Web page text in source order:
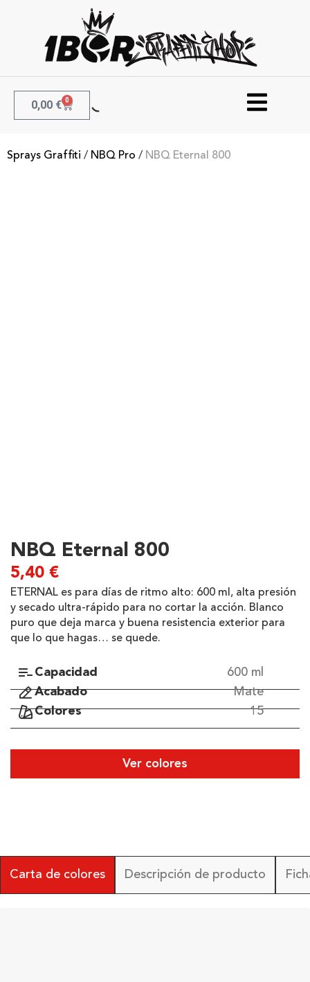
0,00 € 0
Sprays Graffiti / NBQ Pro / NBQ Eternal 800
NBQ Eternal 800
5,40 €
ETERNAL es para días de ritmo alto: 600 ml, alta presión
y secado ultra-rápido para no cortar la acción. Blanco
puro que deja marca y buena resistencia exterior para
que lo que hagas… se quede.
Capacidad
600 ml
Acabado
Mate
Colores
15
Ver colores
Carta de colores Descripción de producto